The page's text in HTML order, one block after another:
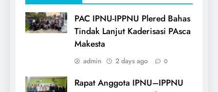
PAC IPNU-IPPNU Plered Bahas
Tindak Lanjut Kaderisasi PAsca
Makesta
admin 2 days ago 0
Rapat Anggota IPNU–IPPNU